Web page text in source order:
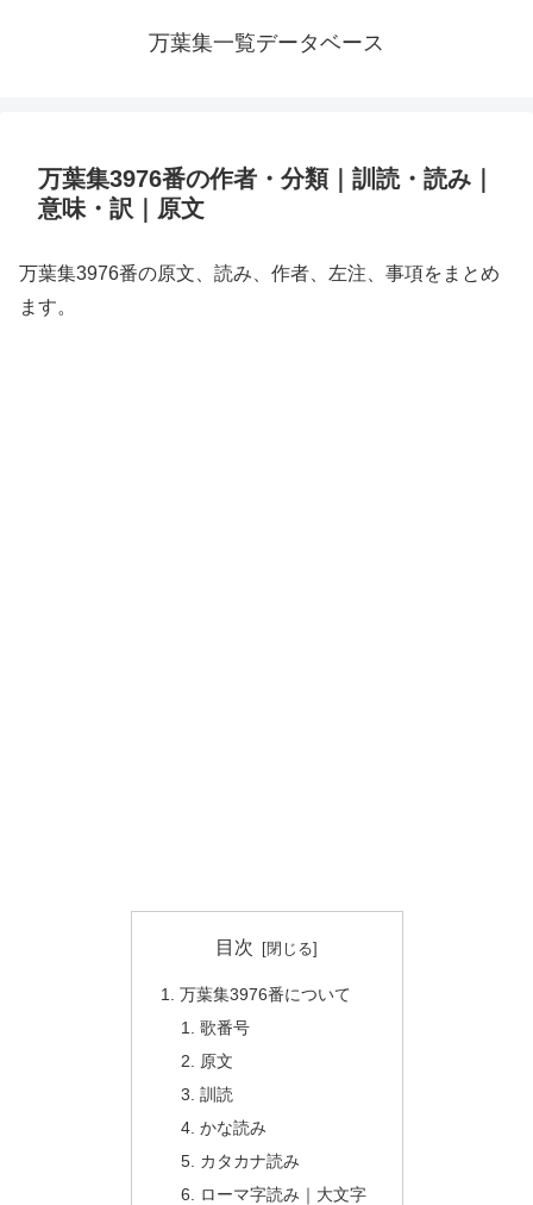
万葉集一覧データベース
万葉集3976番の作者・分類｜訓読・読み｜
意味・訳｜原文
万葉集3976番の原文、読み、作者、左注、事項をまとめ
ます。
目次
万葉集3976番について
歌番号
原文
訓読
かな読み
カタカナ読み
ローマ字読み｜大文字